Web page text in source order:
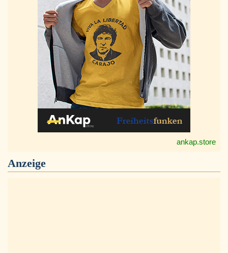
ankap.store
Anzeige